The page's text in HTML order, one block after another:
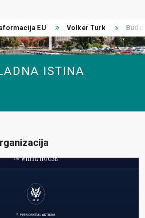
EU Volker Turk
ISTINA